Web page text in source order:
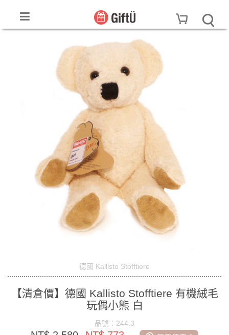
德國 Kallisto Stofftiere
【清倉價】德國 Kallisto Stofftiere 有機絨毛
玩偶小熊 白
品號：244.3